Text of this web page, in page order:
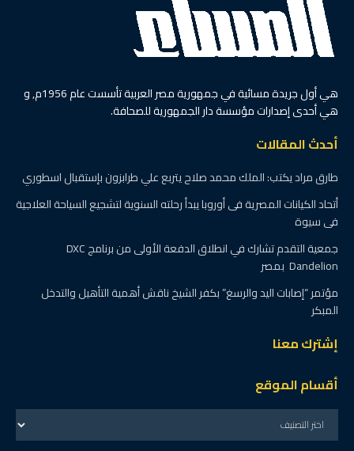
هي أول جريدة مسائية في جمهورية مصر العربية تأسست عام 1956م, و
هي أحدى إصدارات مؤسسة دار الجمهورية للصحافة.
أحدث المقالات
طارق مراد يكتب: الملك محمد صلاح يتربع علي طرابزون بإستقبال اسطوري
أتحاد الكيانات المصرية فى أوروبا يبدأ رحلته السنوية لتشجيع السياحة العلاجية
فى سيوة
جمعية التقدم تشارك في انطلاق الدفعة الأولى من برنامج DXC
Dandelion بمصر
مؤتمر “إصابات اليد والرسغ” بكفر الشيخ ناقش أهمية التأهيل والتدخل
المبكر
إشترك معنا
أقسام الموقع